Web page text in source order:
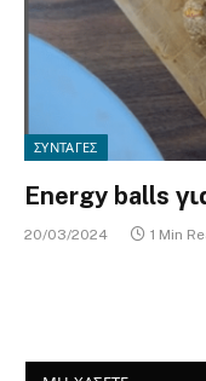
ΣΥΝΤΑΓΕΣ
Energy balls
20/03/2024 1 Min